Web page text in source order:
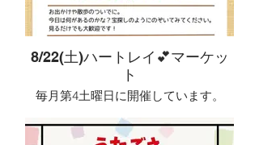
岩倉市でも農業を続ける方、新しい農
業に挑戦する方、地元産の食材を活用
するお店など、さまざまな取り組みが
行われています。一方で、担い手不足
や耕作放棄地、販路づくりなど、多く
の課題もあります。
今回のまちづくりナイトCAFEでは、
「まちの見えない壁」がテーマ。
8/22(土)ハートレイ💕マーケッ
ト
毎月第4土曜日に開催しています。
朝市マーケットを開催します。